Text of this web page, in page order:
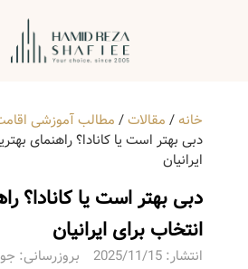
خانه / مقالات/ مطالب آموزشی
دبی بهتر است یا کانادا؟ راهنمای
ایرانیان
دبی بهتر است یا کانادا؟
انتخاب برای ایرانیان
انتشار: 2025/11/15 بروزرسانی: جولای